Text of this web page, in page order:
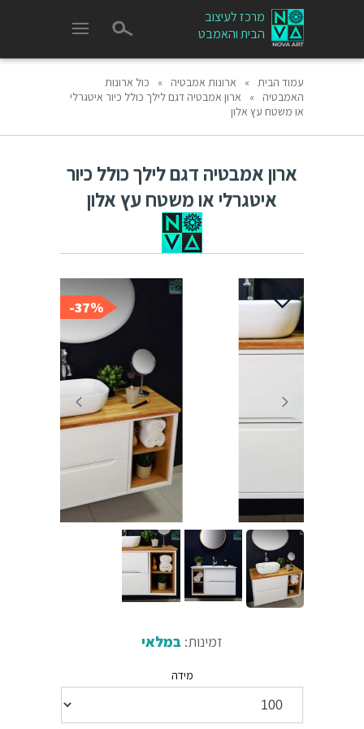
מרכז לעיצוב
הבית והאמבט
עמוד הבית » ארונות אמבטיה »
כול ארונות
האמבטיה
»
ארון אמבטיה דגם לילך כולל כיור איטגרלי
או משטח עץ אלון
ארון אמבטיה דגם לילך כולל כיור
איטגרלי או משטח עץ אלון
37%-
זמינות: במלאי
מידה